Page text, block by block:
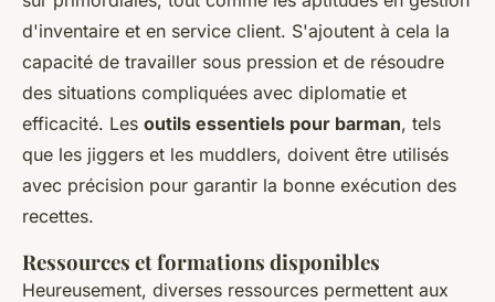
d'inventaire et en service client. S'ajoutent à cela la
capacité de travailler sous pression et de résoudre
des situations compliquées avec diplomatie et
efficacité. Les outils essentiels pour barman, tels
que les jiggers et les muddlers, doivent être utilisés
avec précision pour garantir la bonne exécution des
recettes.
Ressources et formations disponibles
Heureusement, diverses ressources permettent aux